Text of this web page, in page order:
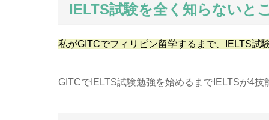
IELTS試験を全く知らないと
私がGITCでフィリピン留学するまで、IELTS試
GITCでIELTS試験勉強を始めるまでIELTSが4